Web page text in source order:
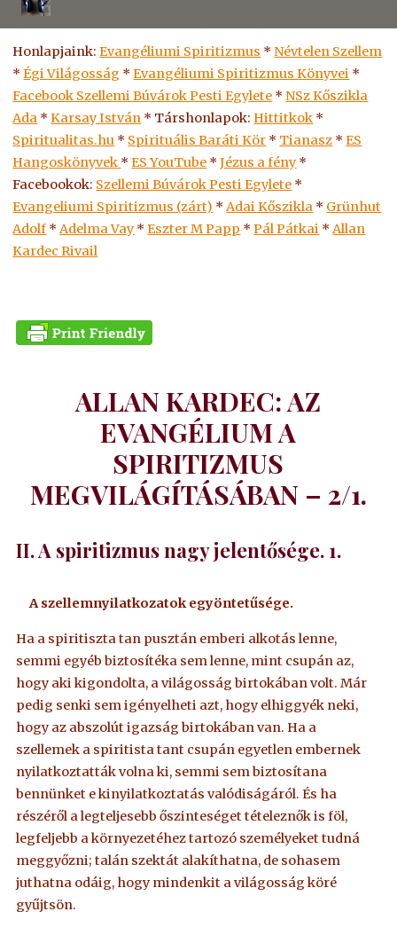
Honlapjaink:Evangéliumi Spiritizmus * Névtelen Szellem
*Égi Világosság *Evangéliumi Spiritizmus Könyvei *
Facebook Szellemi Búvárok Pesti Egylete * NSz Kőszikla
Ada *Karsay István * Társhonlapok:Hittitkok *
Spiritualitas.hu * Spirituális Baráti Kör * Tianasz *ES
Hangoskönyvek *ESYouTube *Jézus a fény *
Facebookok: Szellemi Búvárok Pesti Egylete *
Evangeliumi Spiritizmus (zárt) *Adai Kőszikla * Grünhut
Adolf *Adelma Vay *Eszter M Papp *Pál Pátkai *Allan
Kardec Rivail
ALLAN KARDEC: AZ
EVANGÉLIUM A
SPIRITIZMUS
MEGVILÁGÍTÁSÁBAN – 2/1.
II. A spiritizmus nagy jelentősége. 1.
A szellemnyilatkozatok egyöntetűsége.
Ha a spiritiszta tan pusztán emberi alkotás lenne,
semmi egyéb biztosítéka sem lenne, mint csupán az,
hogy aki kigondolta, a világosság birtokában volt. Már
pedig senki sem igényelheti azt, hogy elhiggyék neki,
hogy az abszolút igazság birtokában van. Ha a
szellemek a spiritista tant csupán egyetlen embernek
nyilatkoztatták volna ki, semmi sem biztosítana
bennünket e kinyilatkoztatás valódiságáról. És ha
részéről a legteljesebb őszinteséget tételeznők is föl,
legfeljebb a környezetéhez tartozó személyeket tudná
meggyőzni; talán szektát alakíthatna, de sohasem
juthatna odáig, hogy mindenkit a világosság köré
gyűjtsön.